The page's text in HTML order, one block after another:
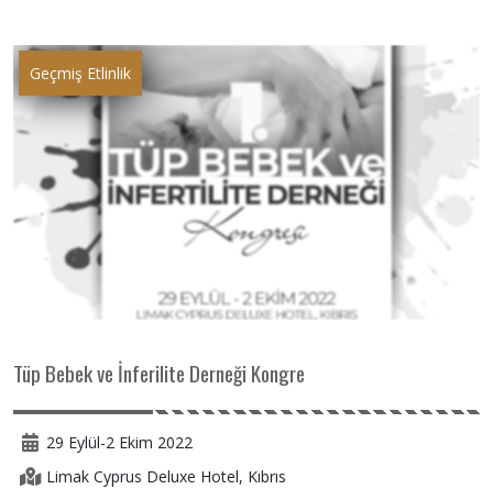
Geçmiş Etlinlik
Tüp Bebek ve İnferilite Derneği Kongre
29 Eylül-2 Ekim 2022
Limak Cyprus Deluxe Hotel, Kıbrıs